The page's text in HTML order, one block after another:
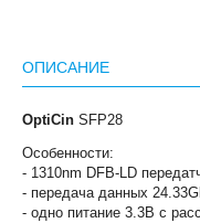
ОПИСАНИЕ
OptiCin SFP28
Особенности:
- 1310nm DFB-LD
- передача данных
- одно питание 3.3В с